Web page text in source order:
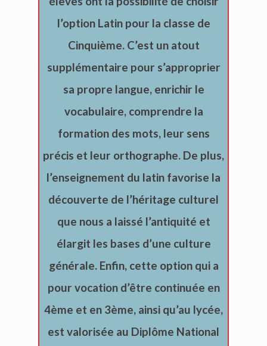
l’option Latin pour la classe de
Cinquième. C’est un atout
supplémentaire pour s’approprier
sa propre langue, enrichir le
vocabulaire, comprendre la
formation des mots, leur sens
précis et leur orthographe. De plus,
l’enseignement du latin favorise la
découverte de l’héritage culturel
que nous a laissé l’antiquité et
élargit les bases d’une culture
générale. Enfin, cette option qui a
pour vocation d’être continuée en
4ème et en 3ème, ainsi qu’au lycée,
est valorisée au Diplôme National